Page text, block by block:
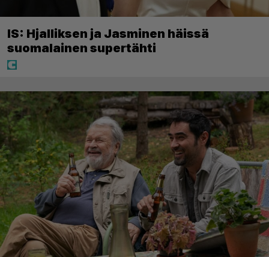
IS: Hjalliksen ja Jasminen häissä
suomalainen supertähti